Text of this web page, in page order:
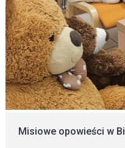
Misiowe opowieści w